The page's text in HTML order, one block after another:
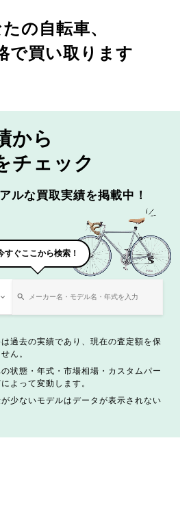
の自転車、
で買い取ります
から
チェック
ルな買取実績を掲載中！
すぐここから検索！
過去の実績であり、現在の査定額を保
ん。
状態・年式・市場相場・カスタムパー
よって変動します。
少ないモデルはデータが表示されない